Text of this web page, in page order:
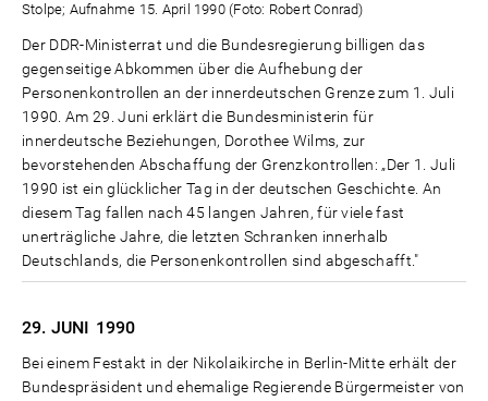
Stolpe; Aufnahme 15. April 1990 (Foto: Robert Conrad)
Der DDR-Ministerrat und die Bundesregierung billigen das
gegenseitige Abkommen über die Aufhebung der
Personenkontrollen an der innerdeutschen Grenze zum 1. Juli
1990. Am 29. Juni erklärt die Bundesministerin für
innerdeutsche Beziehungen, Dorothee Wilms, zur
bevorstehenden Abschaffung der Grenzkontrollen: „Der 1. Juli
1990 ist ein glücklicher Tag in der deutschen Geschichte. An
diesem Tag fallen nach 45 langen Jahren, für viele fast
unerträgliche Jahre, die letzten Schranken innerhalb
Deutschlands, die Personenkontrollen sind abgeschafft."
29. JUNI 1990
Bei einem Festakt in der Nikolaikirche in Berlin-Mitte erhält der
Bundespräsident und ehemalige Regierende Bürgermeister von